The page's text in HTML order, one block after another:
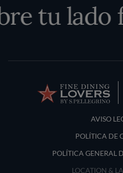
tu lado
Terms and AVISO
POLÍTICA DE
POLÍTICA GENERAL
LOCATION &